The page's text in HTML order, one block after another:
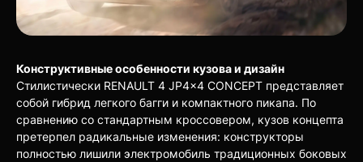
Конструктивные особенности кузова и дизайн
Стилистически RENAULT 4 JP4x4 CONCEPT представляет
собой гибрид легкого багги и компактного пикапа. По
сравнению со стандартным кроссовером, кузов концепта
претерпел радикальные изменения: конструкторы
полностью лишили электромобиль традиционных боковых